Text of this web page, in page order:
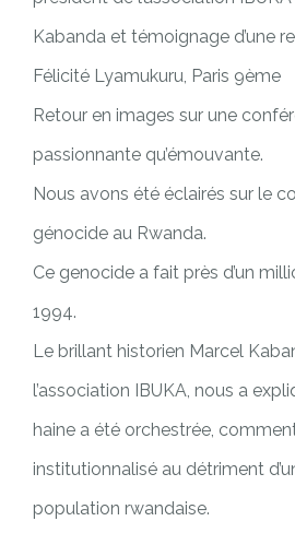
Kabanda et témoignage d’une
Félicité Lyamukuru, Paris 9ème
Retour en images sur une
passionnante qu’émouvante.
Nous avons été éclairés sur le
génocide au Rwanda.
Ce genocide a fait près d’un
1994.
Le brillant historien Marcel
l’association IBUKA, nous a
haine a été orchestrée,
institutionnalisé au détriment
population rwandaise.